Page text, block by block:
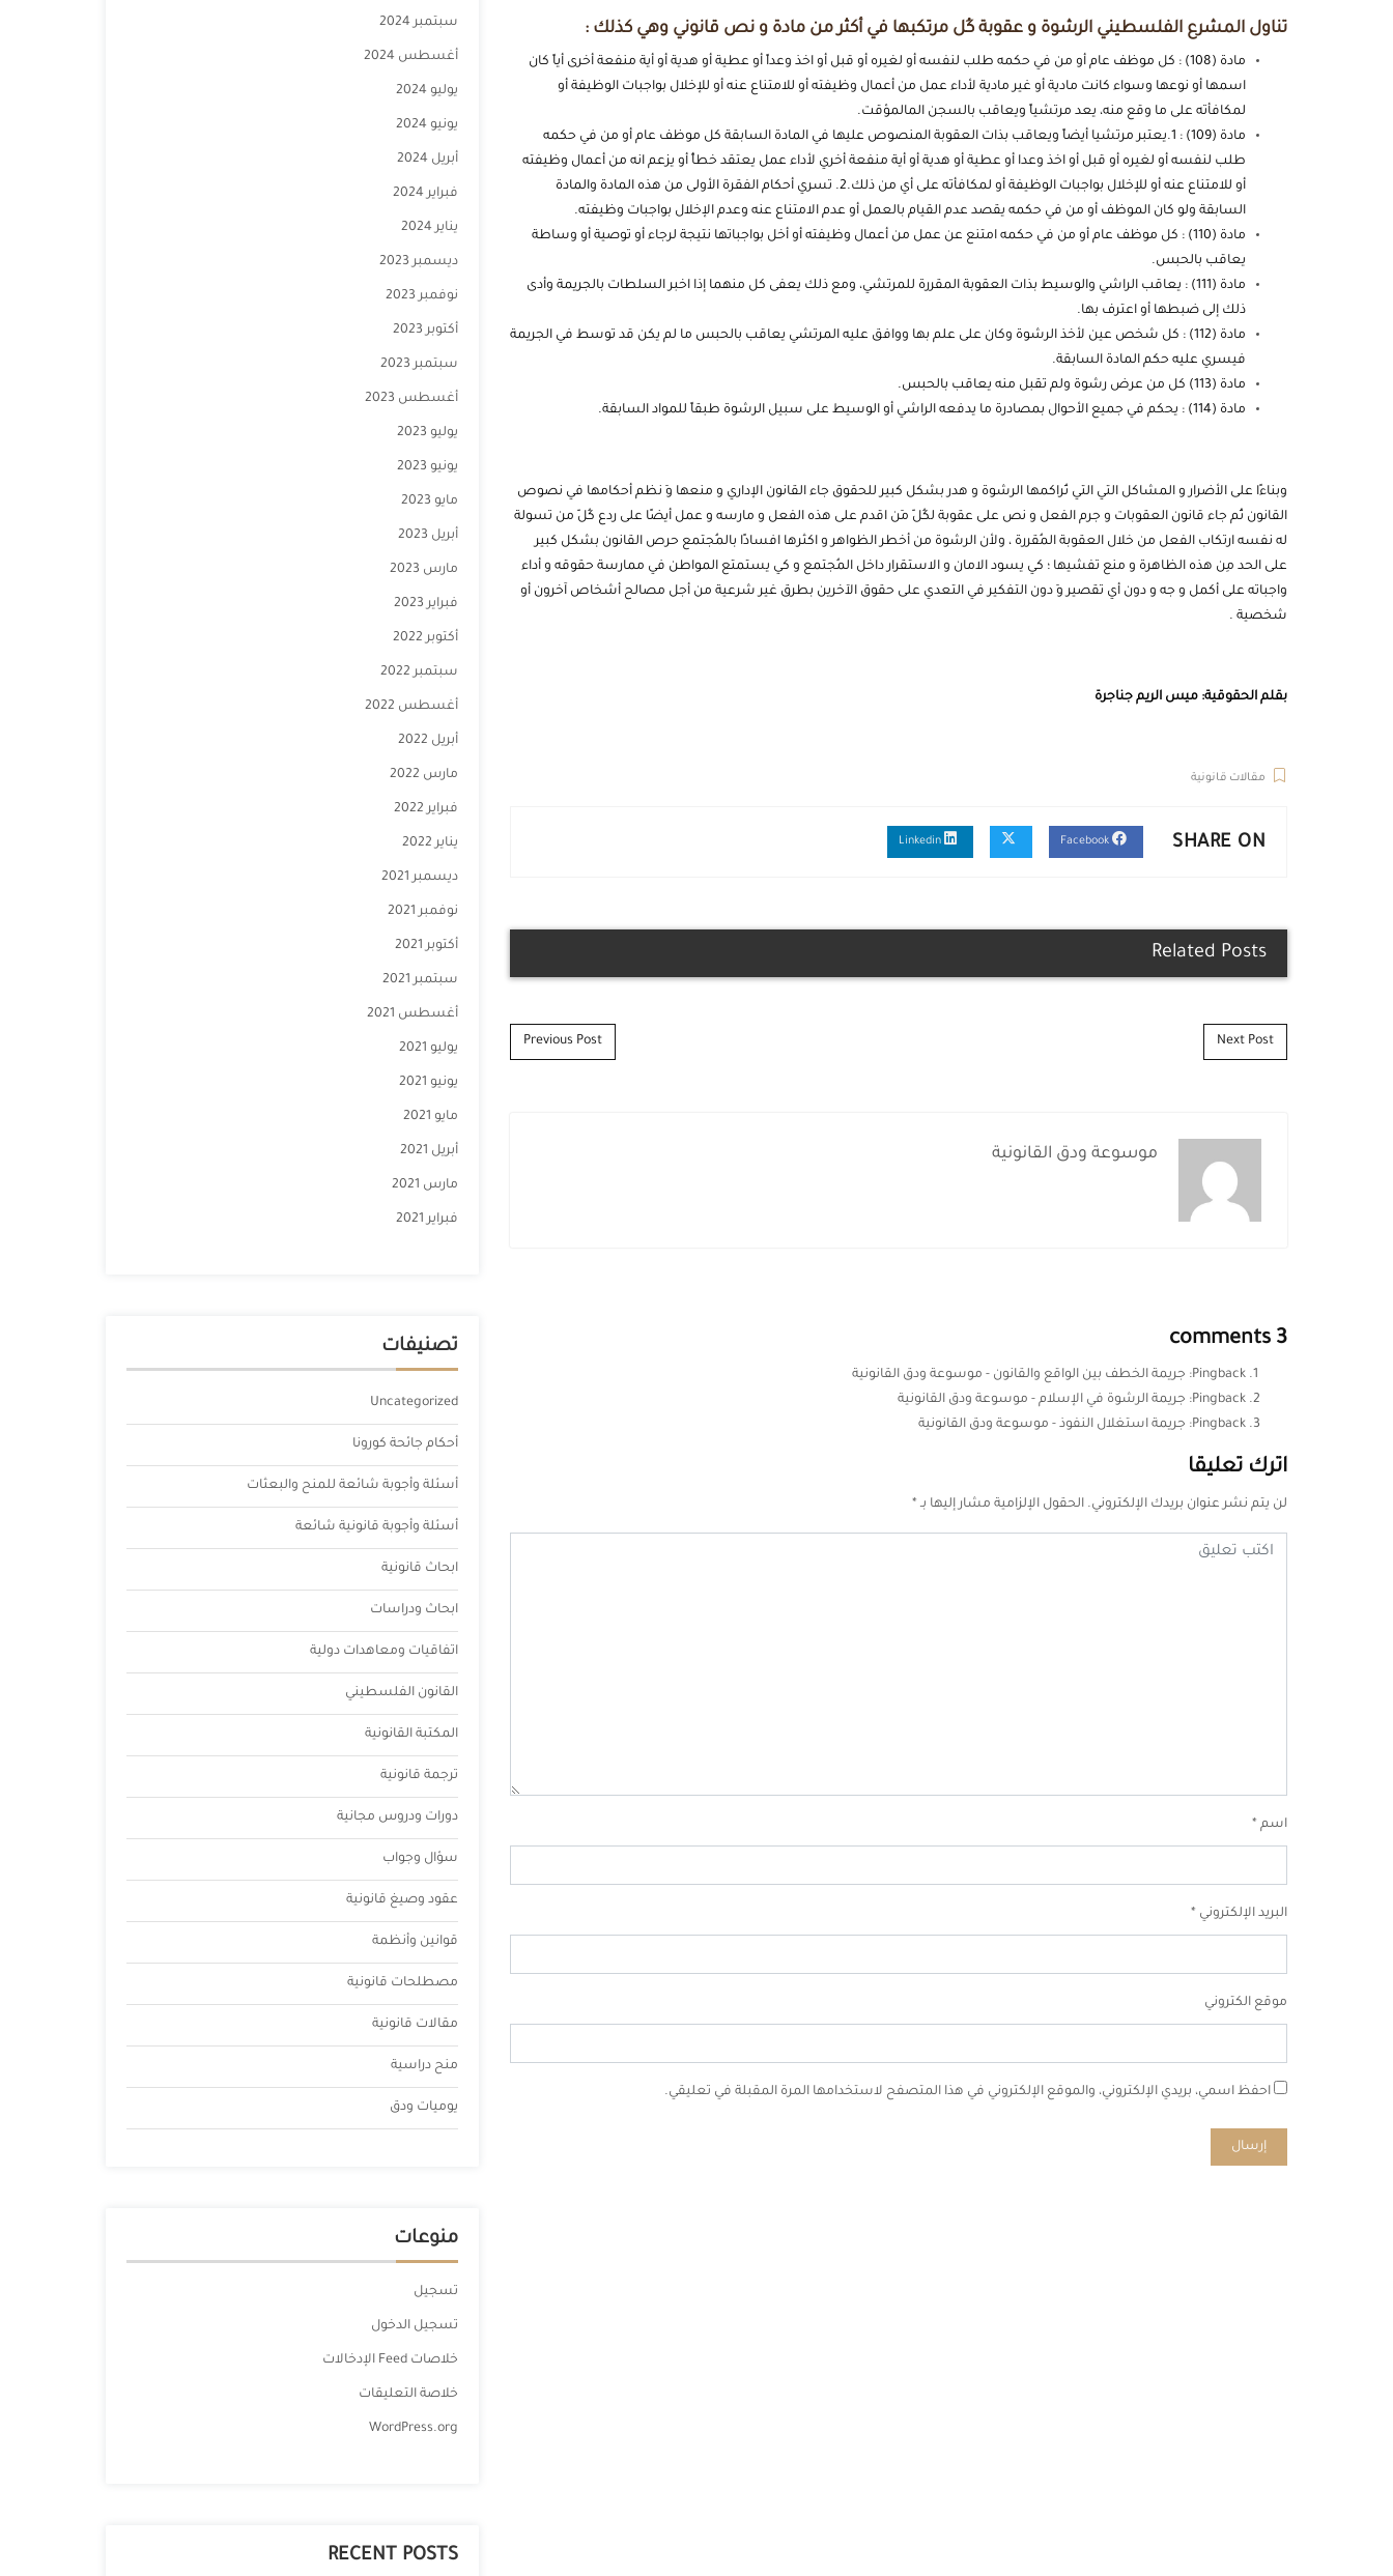
تناول المشرع الفلسطيني الرشوة و عقوبة كُل مرتكبها في أكثر من مادة و نص قانوني وهي كذلك :
مادة (108) : كل موظف عام أو من في حكمه طلب لنفسه أو لغيره أو قبل أو اخذ وعداً أو عطية أو هدية أو أية منفعة أخرى أياً كان
اسمها أو نوعها وسواء كانت مادية أو غير مادية لأداء عمل من أعمال وظيفته أو للامتناع عنه أو للإخلال بواجبات الوظيفة أو
لمكافأته على ما وقع منه، يعد مرتشياً ويعاقب بالسجن المالمؤقت.
مادة (109) : 1.يعتبر مرتشيا أيضاً ويعاقب بذات العقوبة المنصوص عليها في المادة السابقة كل موظف عام أو من في حكمه
طلب لنفسه أو لغيره أو قبل أو اخذ وعدا أو عطية أو هدية أو أية منفعة أخري لأداء عمل يعتقد خطأً أو يزعم انه من أعمال وظيفته
أو للامتناع عنه أو للإخلال بواجبات الوظيفة أو لمكافأته على أي من ذلك.2. تسري أحكام الفقرة الأولى من هذه المادة والمادة
السابقة ولو كان الموظف أو من في حكمه يقصد عدم القيام بالعمل أو عدم الامتناع عنه وعدم الإخلال بواجبات وظيفته.
مادة (110) : كل موظف عام أو من في حكمه امتنع عن عمل من أعمال وظيفته أو أخل بواجباتها نتيجة لرجاء أو توصية أو وساطة
يعاقب بالحبس.
مادة (111) : يعاقب الراشي والوسيط بذات العقوبة المقررة للمرتشي، ومع ذلك يعفى كل منهما إذا اخبر السلطات بالجريمة وأدى
ذلك إلى ضبطها أو اعترف بها.
مادة (112) : كل شخص عين لأخذ الرشوة وكان على علم بها ووافق عليه المرتشي يعاقب بالحبس ما لم يكن قد توسط في الجريمة
فيسري عليه حكم المادة السابقة.
مادة (113) كل من عرض رشوة ولم تقبل منه يعاقب بالحبس.
مادة (114) : يحكم في جميع الأحوال بمصادرة ما يدفعه الراشي أو الوسيط على سبيل الرشوة طبقاً للمواد السابقة.
وبناءًا على الأضرار و المشاكل التي التي تُراكمها الرشوة و هدر بشكل كبير للحقوق جاء القانون الإداري و منعها وَ نظم أحكامها في نصوص
القانون ثُم جاء قانون العقوبات و جرم الفعل و نص على عقوبة لكُلّ مَن اقدم على هذه الفعل و مارسه و عمل أيضًا على ردع كُلّ من تسولة
له نفسه ارتكاب الفعل من خلال العقوبة المُقررة ، ولأن الرشوة من أخطر الظواهر و اكثرها افسادًا بالمُجتمع حرص القانون بشكل كبير
على الحد مِن هذه الظاهرة و منع تفشيها ؛ كي يسود الامان و الاستقرار داخل المُجتمع و كي يستمتع المواطن في ممارسة حقوقه و أداء
واجباته على أكمل و جه و دون أي تقصير وَ دون التفكير في التعدي على حقوق الآخرين بطرق غير شرعية من أجل مصالح أشخاص آخرون أو
شخصية .
بقلم الحقوقية: ميس الريم جناجرة
مقالات قانونية
SHARE ON
Related Posts
Post navigation
Previous Post Next Post
موسوعة ودق القانونية
3 comments
Pingback: جريمة الخطف بين الواقع والقانون - موسوعة ودق القانونية
Pingback: جريمة الرشوة في الإسلام - موسوعة ودق القانونية
Pingback: جريمة استغلال النفوذ - موسوعة ودق القانونية
اترك تعليقا
لن يتم نشر عنوان بريدك الإلكتروني. الحقول الإلزامية مشار إليها بـ *
اسم *
البريد الإلكتروني *
موقع الكتروني
احفظ اسمي، بريدي الإلكتروني، والموقع الإلكتروني في هذا المتصفح لاستخدامها المرة المقبلة في تعليقي.
سبتمبر 2024
أغسطس 2024
يوليو 2024
يونيو 2024
أبريل 2024
فبراير 2024
يناير 2024
ديسمبر 2023
نوفمبر 2023
أكتوبر 2023
سبتمبر 2023
أغسطس 2023
يوليو 2023
يونيو 2023
مايو 2023
أبريل 2023
مارس 2023
فبراير 2023
أكتوبر 2022
سبتمبر 2022
أغسطس 2022
أبريل 2022
مارس 2022
فبراير 2022
يناير 2022
ديسمبر 2021
نوفمبر 2021
أكتوبر 2021
سبتمبر 2021
أغسطس 2021
يوليو 2021
يونيو 2021
مايو 2021
أبريل 2021
مارس 2021
فبراير 2021
تصنيفات
Uncategorized
أحكام جائحة كورونا
أسئلة وأجوبة شائعة للمنح والبعثات
أسئلة وأجوبة قانونية شائعة
ابحاث قانونية
ابحاث ودراسات
اتفاقيات ومعاهدات دولية
القانون الفلسطيني
المكتبة القانونية
ترجمة قانونية
دورات ودروس مجانية
سؤال وجواب
عقود وصيغ قانونية
قوانين وأنظمة
مصطلحات قانونية
مقالات قانونية
منح دراسية
يوميات ودق
منوعات
تسجيل
تسجيل الدخول
خلاصات Feed الإدخالات
خلاصة التعليقات
WordPress.org
RECENT POSTS